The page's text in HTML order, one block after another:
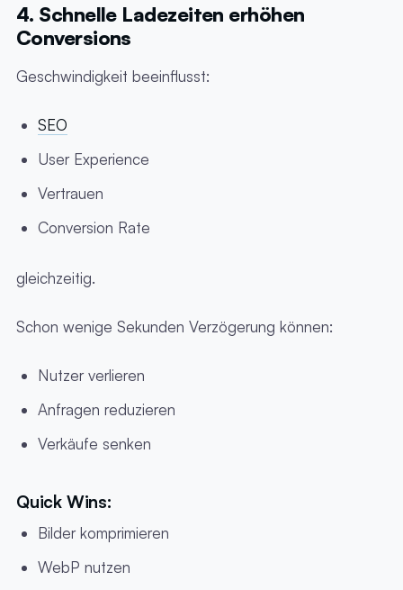
4. Schnelle Ladezeiten erhöhen
Conversions
Geschwindigkeit beeinflusst:
SEO
User Experience
Vertrauen
Conversion Rate
gleichzeitig.
Schon wenige Sekunden Verzögerung können:
Nutzer verlieren
Anfragen reduzieren
Verkäufe senken
Quick Wins:
Bilder komprimieren
WebP nutzen